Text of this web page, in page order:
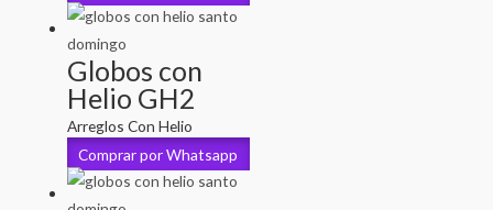
Globos con
Helio GH2
Arreglos Con Helio
Comprar por Whatsapp